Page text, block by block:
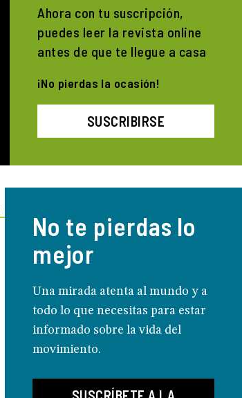
Ahora con tu suscripción,
puedes leer la revista online
antes de que te llegue a casa
¡No pierdas la ocasión!
SUSCRIBIRSE
No te pierdas lo
mejor
Una mirada atenta al mundo y a
todo lo que necesitas para estar
informado sobre la vida del
movimiento.